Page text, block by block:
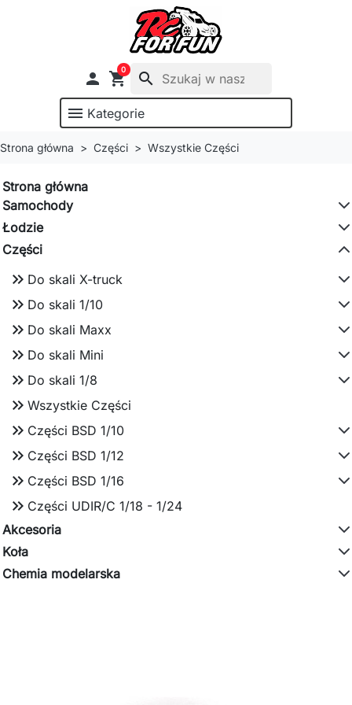
 shopping_cart
0
search
menu Kategorie
Strona główna Części Wszystkie Części
Strona główna
Samochody
Łodzie
Części
keyboard_double_arrow_right Do skali X-truck
keyboard_double_arrow_right Do skali 1/10
keyboard_double_arrow_right Do skali Maxx
keyboard_double_arrow_right Do skali Mini
keyboard_double_arrow_right Do skali 1/8
keyboard_double_arrow_right Wszystkie Części
keyboard_double_arrow_right Części BSD 1/10
keyboard_double_arrow_right Części BSD 1/12
keyboard_double_arrow_right Części BSD 1/16
keyboard_double_arrow_right Części UDIR/C 1/18 - 1/24
Akcesoria
Koła
Chemia modelarska